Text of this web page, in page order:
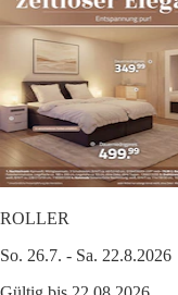
ROLLER
So. 26.7. - Sa. 22.8.2026